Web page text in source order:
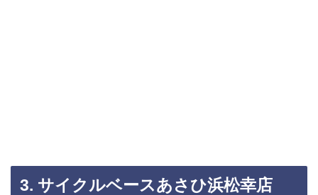
3. サイクルベースあさひ浜松幸店